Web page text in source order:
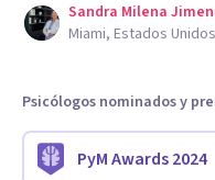
Sandra Milena
Miami, Estados
Psicólogos nominados y
PyM Awards 2024